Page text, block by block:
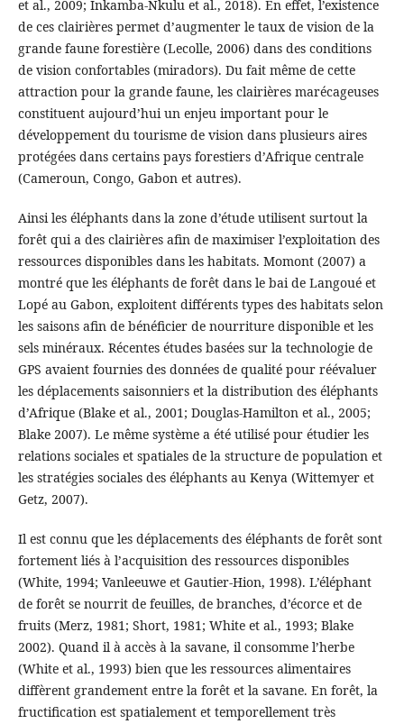
et al., 2009; Inkamba-Nkulu et al., 2018). En effet, l’existence
de ces clairières permet d’augmenter le taux de vision de la
grande faune forestière (Lecolle, 2006) dans des conditions
de vision confortables (miradors). Du fait même de cette
attraction pour la grande faune, les clairières marécageuses
constituent aujourd’hui un enjeu important pour le
développement du tourisme de vision dans plusieurs aires
protégées dans certains pays forestiers d’Afrique centrale
(Cameroun, Congo, Gabon et autres).
Ainsi les éléphants dans la zone d’étude utilisent surtout la
forêt qui a des clairières afin de maximiser l’exploitation des
ressources disponibles dans les habitats. Momont (2007) a
montré que les éléphants de forêt dans le bai de Langoué et
Lopé au Gabon, exploitent différents types des habitats selon
les saisons afin de bénéficier de nourriture disponible et les
sels minéraux. Récentes études basées sur la technologie de
GPS avaient fournies des données de qualité pour réévaluer
les déplacements saisonniers et la distribution des éléphants
d’Afrique (Blake et al., 2001; Douglas-Hamilton et al., 2005;
Blake 2007). Le même système a été utilisé pour étudier les
relations sociales et spatiales de la structure de population et
les stratégies sociales des éléphants au Kenya (Wittemyer et
Getz, 2007).
Il est connu que les déplacements des éléphants de forêt sont
fortement liés à l’acquisition des ressources disponibles
(White, 1994; Vanleeuwe et Gautier-Hion, 1998). L’éléphant
de forêt se nourrit de feuilles, de branches, d’écorce et de
fruits (Merz, 1981; Short, 1981; White et al., 1993; Blake
2002). Quand il à accès à la savane, il consomme l’herbe
(White et al., 1993) bien que les ressources alimentaires
diffèrent grandement entre la forêt et la savane. En forêt, la
fructification est spatialement et temporellement très